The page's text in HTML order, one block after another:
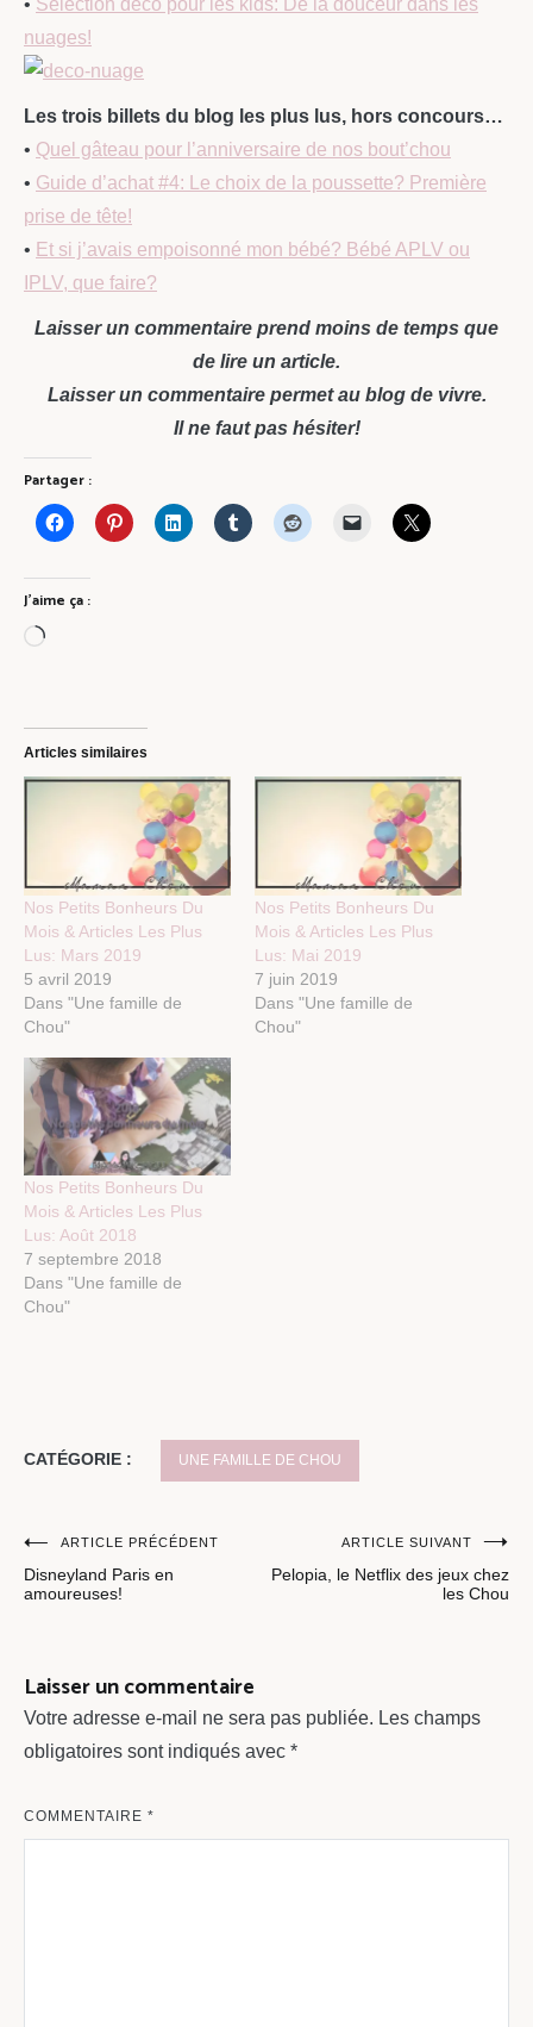
• Sélection déco pour les kids: De la douceur dans les
nuages!
Les trois billets du blog les plus lus, hors concours…
• Quel gâteau pour l’anniversaire de nos bout’chou
• Guide d’achat #4: Le choix de la poussette? Première
prise de tête!
• Et si j’avais empoisonné mon bébé? Bébé APLV ou
IPLV, que faire?
Laisser un commentaire prend moins de temps que
de lire un article.
Laisser un commentaire permet au blog de vivre.
Il ne faut pas hésiter!
Partager :
J’aime ça :
Chargement…
Articles similaires
Nos Petits Bonheurs Du
Mois & Articles Les Plus
Lus: Mars 2019
5 avril 2019
Dans "Une famille de
Chou"
Nos Petits Bonheurs Du
Mois & Articles Les Plus
Lus: Mai 2019
7 juin 2019
Dans "Une famille de
Chou"
Nos Petits Bonheurs Du
Mois & Articles Les Plus
Lus: Août 2018
7 septembre 2018
Dans "Une famille de
Chou"
CATÉGORIE : UNE FAMILLE DE CHOU
Navigation
de
ARTICLE PRÉCÉDENT
Disneyland Paris en
amoureuses!
ARTICLE SUIVANT
Pelopia, le Netflix des jeux chez
les Chou
Laisser un commentaire
Votre adresse e-mail ne sera pas publiée. Les champs
obligatoires sont indiqués avec *
COMMENTAIRE *